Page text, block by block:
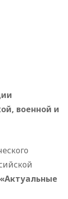
военной и
«Актуальные